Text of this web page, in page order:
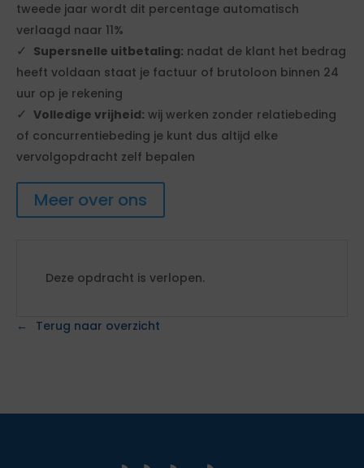
tweede jaar wordt dit percentage automatisch
verlaagd naar 11%
Supersnelle uitbetaling: nadat de klant het bedrag
heeft voldaan staat je factuur of brutoloon binnen 24
uur op je rekening
Volledige vrijheid: wij werken zonder relatiebeding
of concurrentiebeding je kunt dus altijd elke
vervolgopdracht zelf bepalen
Meer over ons
Deze opdracht is verlopen.
Terug naar overzicht